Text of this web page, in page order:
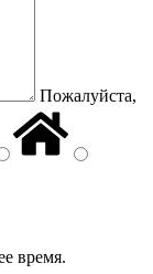
Пожалуйста,
время.